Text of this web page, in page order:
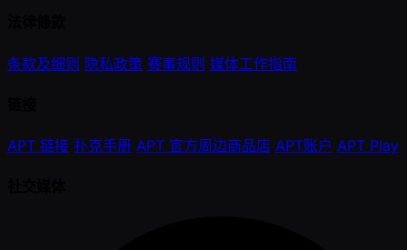
条款及细则 隐私政策 赛事规则 媒体工作指南
APT 链接 扑克手册 APT 官方周边商品店 APT账户 APT Play